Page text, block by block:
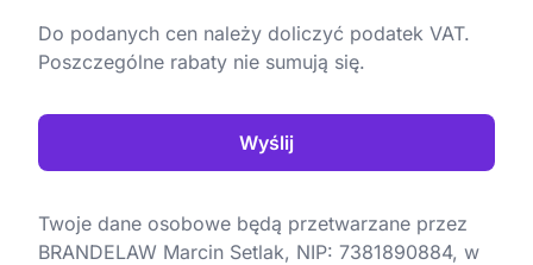
Do podanych cen należy doliczyć podatek VAT.
Poszczególne rabaty nie sumują się.
Wyślij
Twoje dane osobowe będą przetwarzane przez
BRANDELAW Marcin Setlak, NIP: 7381890884, w